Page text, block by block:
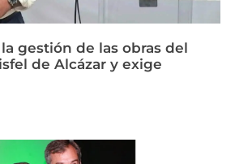
gestión de las obras del
de Alcázar y exige